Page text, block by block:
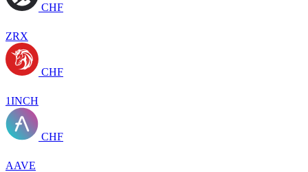
CHF
ZRX
CHF
1INCH
CHF
AAVE